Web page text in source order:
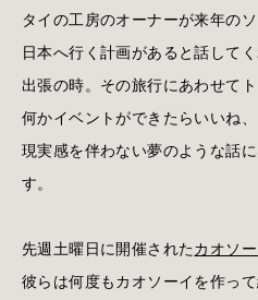
タイの工房のオーナーが来年の
日本へ行く計画があると話して
出張の時。その旅行にあわせて
何かイベントができたらいいね
現実感を伴わない夢のような話
す。
先週土曜日に開催されたカオソ
彼らは何度もカオソーイを作っ